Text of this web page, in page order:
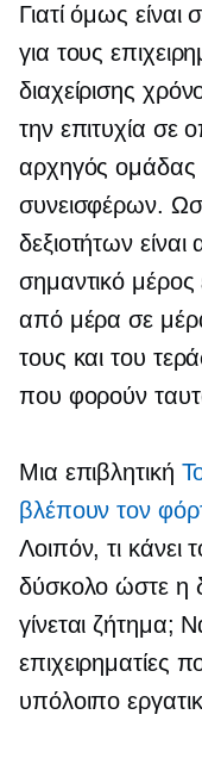
Γιατί όμως είναι
για τους
διαχείρισης
την επιτυχία σε
αρχηγός ομάδας
συνεισφέρων.
δεξιοτήτων
σημαντικό μέρος
από μέρα σε
τους και του
που φορούν
Μια επιβλητική
βλέπουν τον
Λοιπόν, τι κάνει
δύσκολο ώστε η
γίνεται ζήτημα;
επιχειρηματίες
υπόλοιπο